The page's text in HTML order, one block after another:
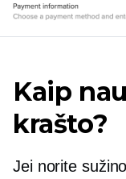
Kaip
krašto?
Jei norite